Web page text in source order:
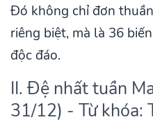
Đó không chỉ đơn
riêng biệt, mà là 36
độc đáo.
II. Đệ nhất tuần
31/12) - Từ khóa: